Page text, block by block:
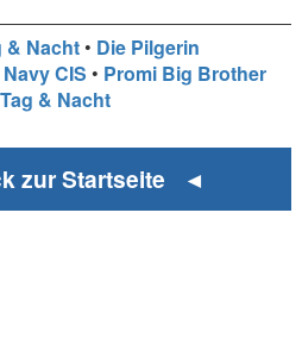
& Nacht • Die Pilgerin
Navy CIS • Promi Big Brother
Tag & Nacht
zur Startseite ◄